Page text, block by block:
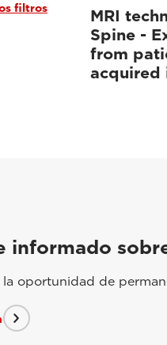
filtros
MRI
Spine -
from
acquired
informado
oportunidad de